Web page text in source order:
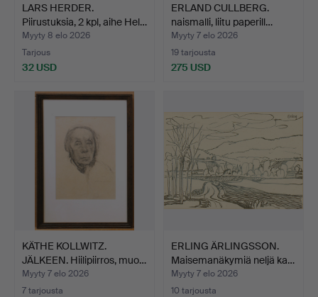
LARS HERDER.
Piirustuksia, 2 kpl, aihe Hel…
Myyty 8 elo 2026
Tarjous
32 USD
ERLAND CULLBERG.
naismalli, liitu paperill…
Myyty 7 elo 2026
19 tarjousta
275 USD
KÄTHE KOLLWITZ.
JÄLKEEN. Hiilipiirros, muo…
Myyty 7 elo 2026
7 tarjousta
ERLING ÄRLINGSSON.
Maisemanäkymiä neljä ka…
Myyty 7 elo 2026
10 tarjousta